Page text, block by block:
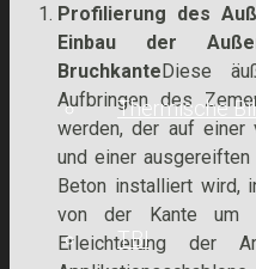
Thermische
TBI
Profilierung des
Einbau der
BruchkanteDiese
Aufbringen des
werden, der auf einer
und einer
Beton installiert wird,
von der Kante um
Erleichterung der